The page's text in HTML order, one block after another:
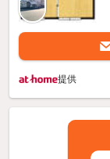
提供